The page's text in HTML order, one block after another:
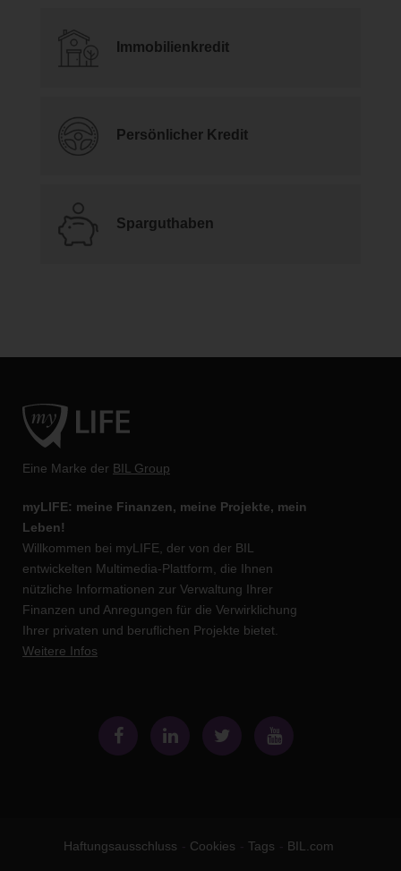
Immobilienkredit
Persönlicher Kredit
Sparguthaben
Eine Marke der BIL Group
myLIFE: meine Finanzen, meine Projekte, mein
Leben!
Willkommen bei myLIFE, der von der BIL
entwickelten Multimedia-Plattform, die Ihnen
nützliche Informationen zur Verwaltung Ihrer
Finanzen und Anregungen für die Verwirklichung
Ihrer privaten und beruflichen Projekte bietet.
Weitere Infos
Haftungsausschluss Cookies Tags BIL.com